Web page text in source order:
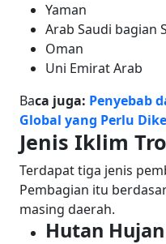
Yaman
Arab Saudi bagian
Oman
Uni Emirat Arab
Baca juga: Penyebab
Global yang Perlu
Jenis Iklim
Terdapat tiga jenis
Pembagian itu
masing daerah.
Hutan